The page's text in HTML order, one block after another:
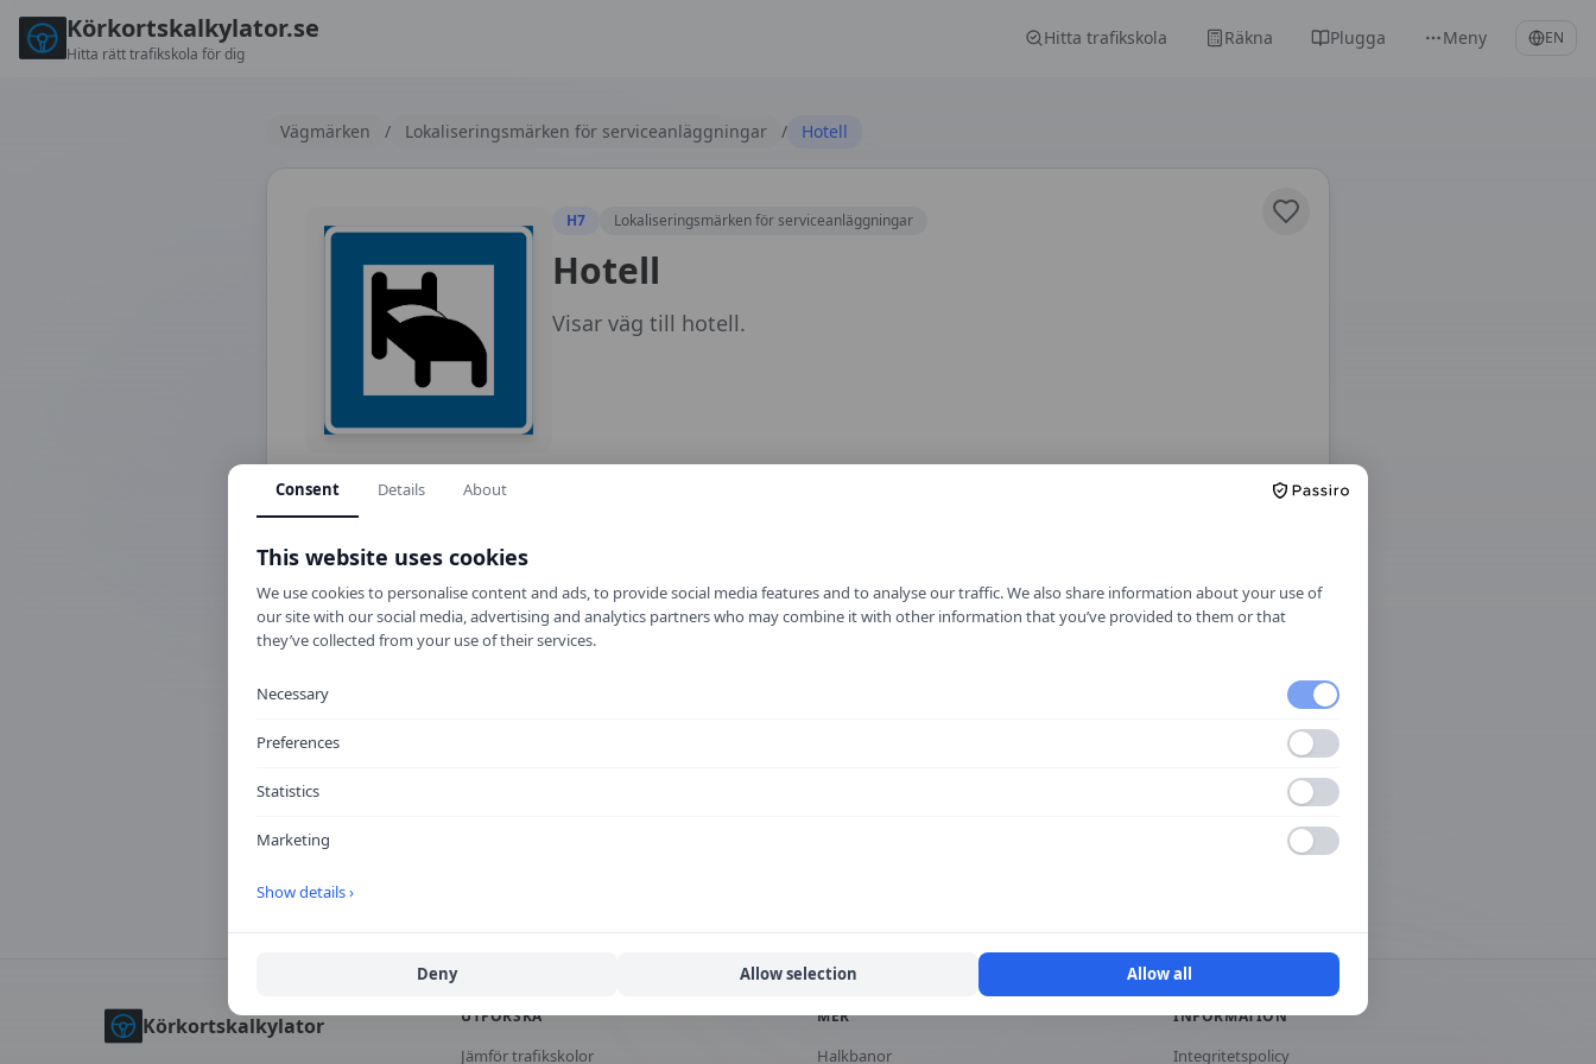
Körkortskalkylator.se
Hitta rätt trafikskola för dig
Hitta trafikskola Räkna Plugga Meny EN
Vägmärken / Lokaliseringsmärken för serviceanläggningar / Hotell
H7 Lokaliseringsmärken för serviceanläggningar
Hotell
Visar väg till hotell.
Snabbfakta
Varierar
Körkortskalkylator UTFORSKA
Jämför trafikskolor
MER
Halkbanor
INFORMATION
Integritetspolicy
Consent Details About
This website uses cookies
We use cookies to personalise content and ads, to provide social media features and to analyse our traffic. We also share information about your use of
our site with our social media, advertising and analytics partners who may combine it with other information that you’ve provided to them or that
they’ve collected from your use of their services.
Necessary
Preferences
Statistics
Marketing
Show details ›
Deny Allow selection Allow all